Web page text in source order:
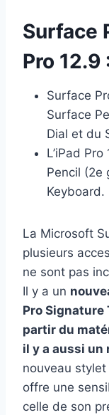
Surface
Pro
Surface
Surface
Dial et du
L’iPad
Pencil (2e
Keyboard.
La Microsoft
plusieurs
ne sont pas
Il y a un
Pro Signature
partir du
il y a aussi un
nouveau
offre une
celle de son